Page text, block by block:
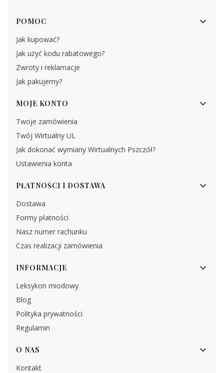
Linki w stopce
POMOC
Jak kupować?
Jak użyć kodu rabatowego?
Zwroty i reklamacje
Jak pakujemy?
MOJE KONTO
Twoje zamówienia
Twój Wirtualny UL
Jak dokonać wymiany Wirtualnych Pszczół?
Ustawienia konta
PŁATNOŚCI I DOSTAWA
Dostawa
Formy płatności
Nasz numer rachunku
Czas realizacji zamówienia
INFORMACJE
Leksykon miodowy
Blog
Polityka prywatności
Regulamin
O NAS
Kontakt